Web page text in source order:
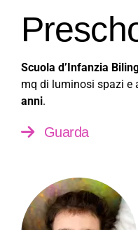
Scuola d’Infanzia
mq di luminosi spazi e
anni.
Guarda